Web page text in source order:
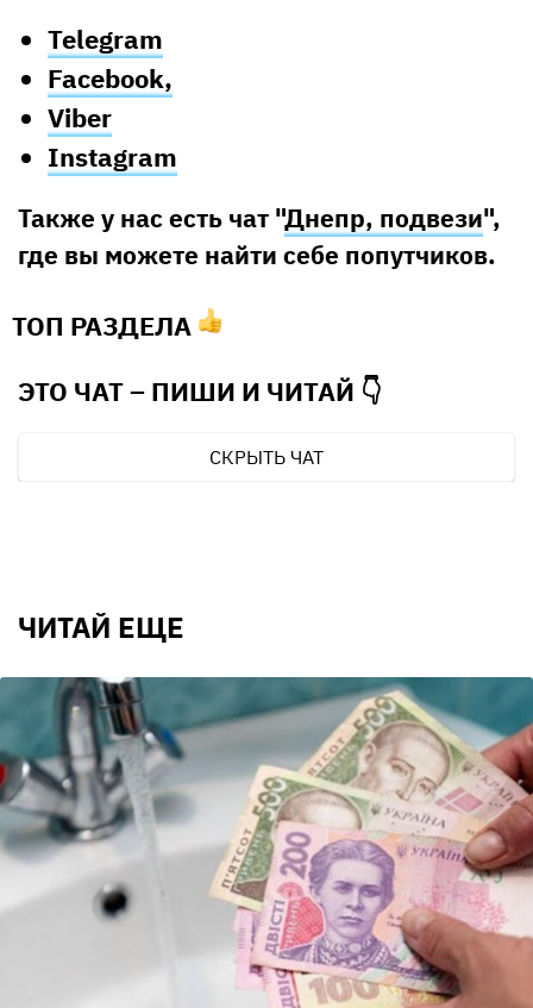
Telegram
Facebook,
Viber
Instagram
Также у нас есть чат "Днепр, подвези",
где вы можете найти себе попутчиков.
ТОП РАЗДЕЛА
ЭТО ЧАТ – ПИШИ И ЧИТАЙ 👇
СКРЫТЬ ЧАТ
ЧИТАЙ ЕЩЕ